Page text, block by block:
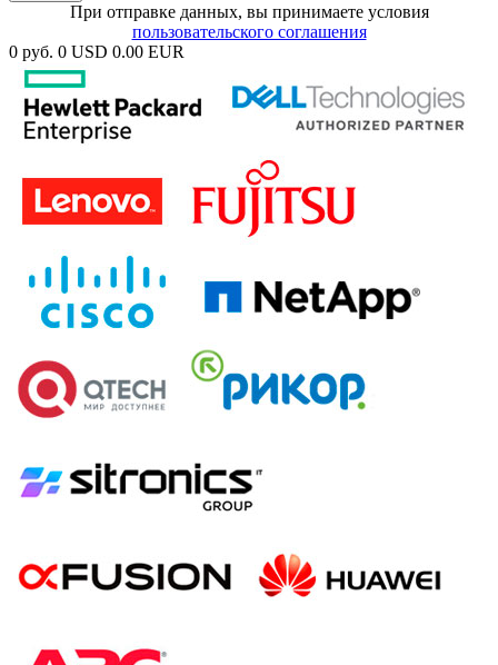
При отправке данных, вы принимаете условия
пользовательского соглашения
0 руб. 0 USD 0.00 EUR